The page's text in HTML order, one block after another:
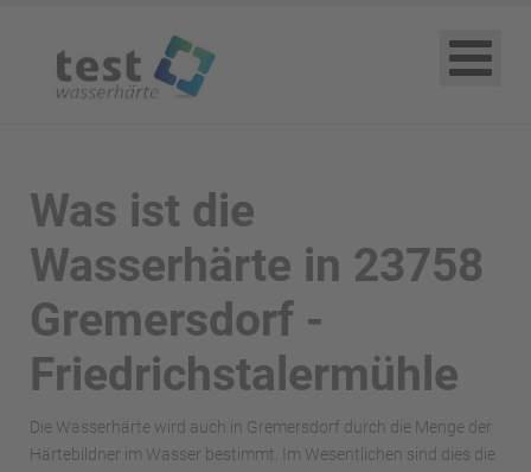
Was ist die
Wasserhärte in 23758
Gremersdorf -
Friedrichstalermühle
Die Wasserhärte wird auch in Gremersdorf durch die Menge der
Härtebildner im Wasser bestimmt. Im Wesentlichen sind dies die